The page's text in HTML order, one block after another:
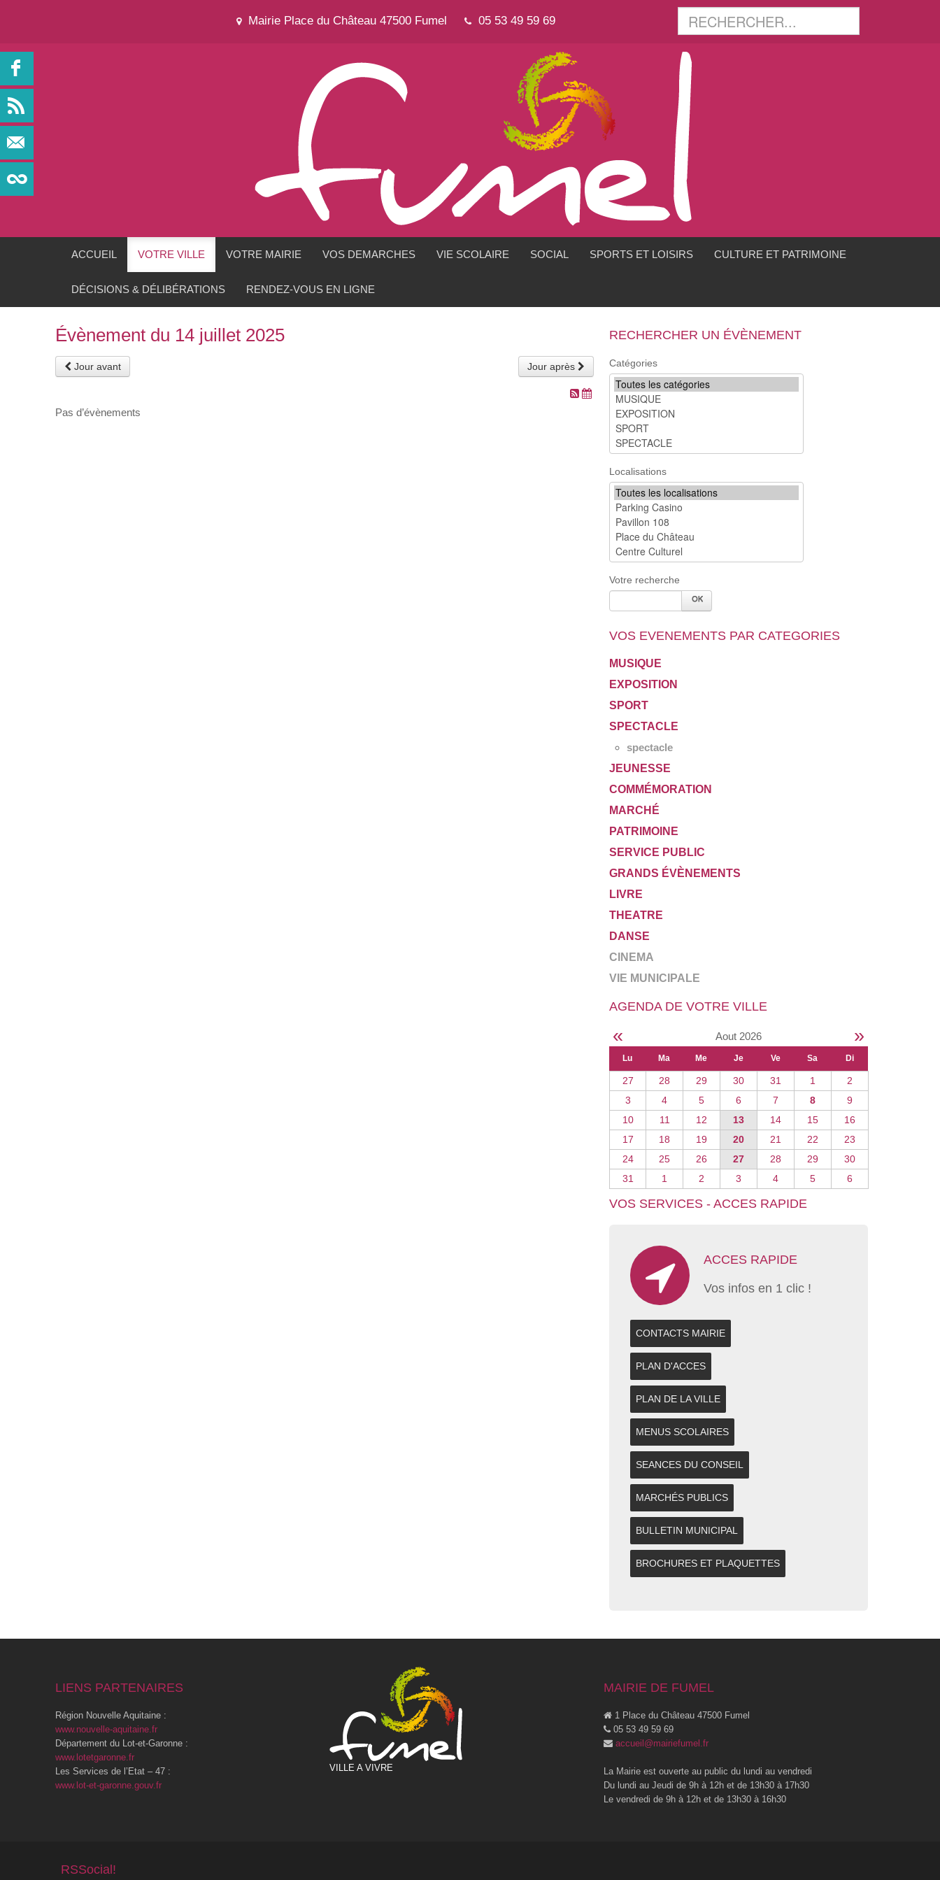
Mairie Place du Château 47500 Fumel 05 53 49 59 69
ACCUEIL VOTRE VILLE VOTRE MAIRIE VOS DEMARCHES VIE SCOLAIRE SOCIAL SPORTS ET LOISIRS CULTURE ET PATRIMOINE
DÉCISIONS & DÉLIBÉRATIONS RENDEZ-VOUS EN LIGNE
Évènement du 14 juillet 2025
Jour avant Jour après
Pas d’évènements
RECHERCHER UN ÉVÈNEMENT
Catégories
Localisations
Votre recherche
VOS EVENEMENTS PAR CATEGORIES
MUSIQUE
EXPOSITION
SPORT
SPECTACLE
spectacle
JEUNESSE
COMMÉMORATION
MARCHÉ
PATRIMOINE
SERVICE PUBLIC
GRANDS ÉVÈNEMENTS
LIVRE
THEATRE
DANSE
CINEMA
VIE MUNICIPALE
AGENDA DE VOTRE VILLE
« Aout 2026 »
Lu Ma Me Je Ve Sa Di
27 28 29 30 31 1
2
3
4 5 6 7 8
9
10
11 12 13 14 15
16
17
18 19 20 21 22
23
24
25 26 27 28 29
30
31
1 2 3 4 5 6
VOS SERVICES - ACCES RAPIDE
ACCES RAPIDE
Vos infos en 1 clic !
CONTACTS MAIRIE
PLAN D'ACCES
PLAN DE LA VILLE
MENUS SCOLAIRES
SEANCES DU CONSEIL
MARCHÉS PUBLICS
BULLETIN MUNICIPAL
BROCHURES ET PLAQUETTES
LIENS PARTENAIRES
Région Nouvelle Aquitaine :
www.nouvelle-aquitaine.fr
Département du Lot-et-Garonne :
www.lotetgaronne.fr
Les Services de l’Etat – 47 :
www.lot-et-garonne.gouv.fr
VILLE A VIVRE
MAIRIE DE FUMEL
1 Place du Château 47500 Fumel
05 53 49 59 69
accueil@mairiefumel.fr
La Mairie est ouverte au public du lundi au vendredi
Du lundi au Jeudi de 9h à 12h et de 13h30 à 17h30
Le vendredi de 9h à 12h et de 13h30 à 16h30
RSSocial!